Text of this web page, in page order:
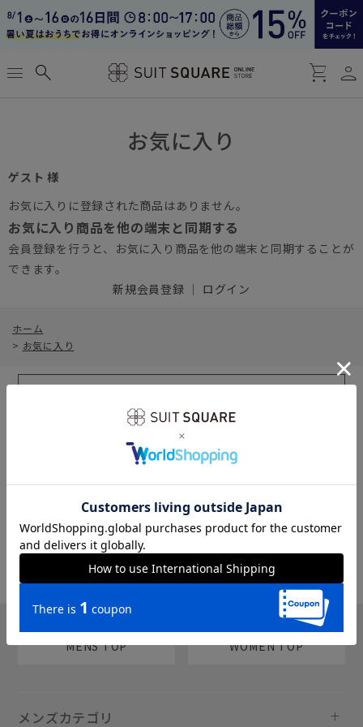
menu search shopping_cart person
お気に入り
ゲスト 様
お気に入りに登録された商品はありません。
お気に入り商品を他の端末と同期する
会員登録を行うと、お気に入り商品を他の端末と同期することが
できます。
新規会員登録 ｜ ログイン
ホーム
> お気に入り
sms
MENS TOP WOMEN TOP
メンズカテゴリ